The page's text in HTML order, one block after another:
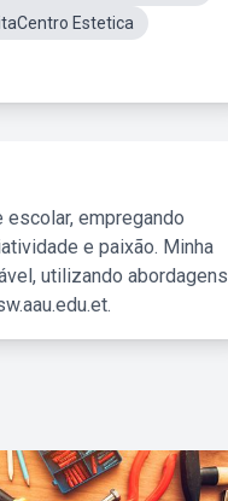
Estetica
empregando
e paixão. Minha
utilizando abordagens